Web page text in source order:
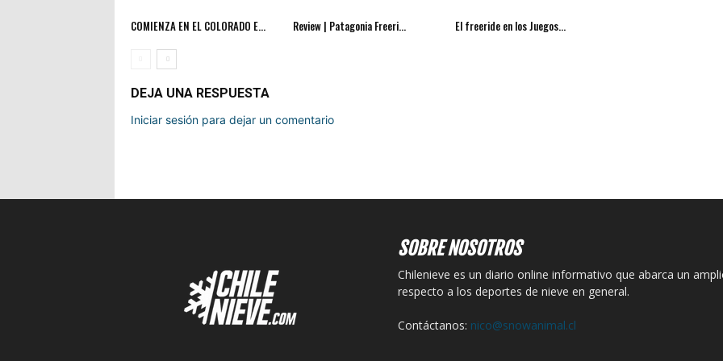
COMIENZA EN EL COLORADO E... Review | Patagonia Freeri... El freeride en los Juegos...
DEJA UNA RESPUESTA
Iniciar sesión para dejar un comentario
SOBRE NOSOTROS
Chilenieve es un diario online informativo que abarca un
respecto a los deportes de nieve en general.
Contáctanos: nico@snowanimal.cl